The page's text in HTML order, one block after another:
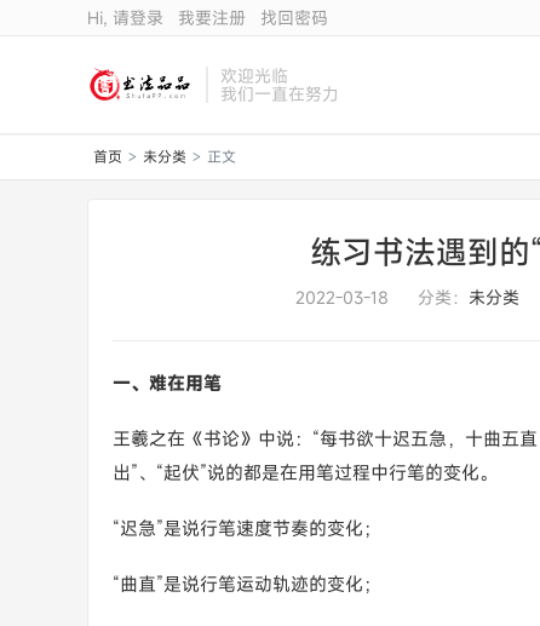
Hi, 请登录 我要注册 找回密码
欢迎光临
我们一直在努力
首页 > 未分类 > 正文
练习书法遇到的
2022-03-18 分类： 未分类
一、难在用笔
王羲之在《书论》中说：“每书欲十迟五急，十曲五
出”、“起伏”说的都是在用笔过程中行笔的变化。
“迟急”是说行笔速度节奏的变化；
“曲直”是说行笔运动轨迹的变化；